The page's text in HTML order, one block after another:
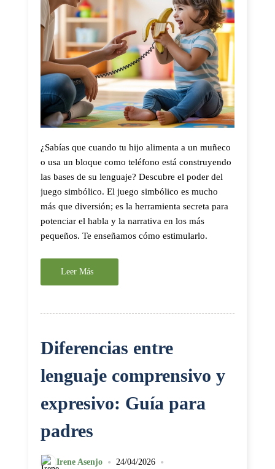
¿Sabías que cuando tu hijo alimenta a un muñeco
o usa un bloque como teléfono está construyendo
las bases de su lenguaje? Descubre el poder del
juego simbólico. El juego simbólico es mucho
más que diversión; es la herramienta secreta para
potenciar el habla y la narrativa en los más
pequeños. Te enseñamos cómo estimularlo.
Leer Más
Diferencias entre
lenguaje comprensivo y
expresivo: Guía para
padres
Irene Asenjo • 24/04/2026 •